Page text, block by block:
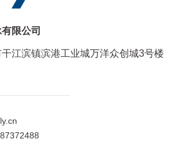
限公司
江滨镇滨港工业城万洋众创城3号楼